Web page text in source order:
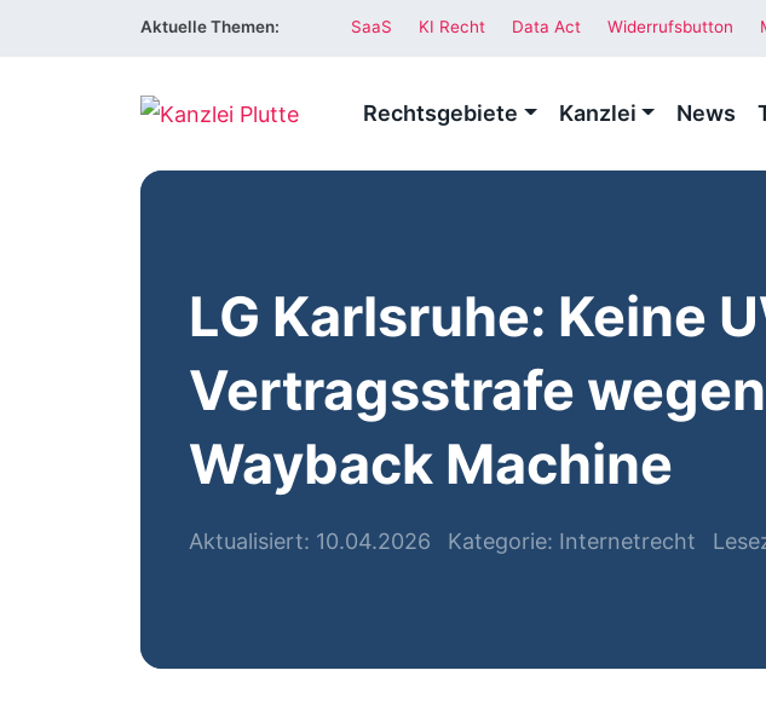
Aktuelle Themen: SaaS KI Recht Data Act Widerrufsbutton
Rechtsgebiete Kanzlei News
LG Karlsruhe: Keine
Vertragsstrafe wegen
Wayback Machine
Aktualisiert: 10.04.2026 Kategorie: Internetrecht